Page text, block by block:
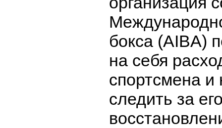
бокса (AIBA)
на себя
спортсмена
следить за